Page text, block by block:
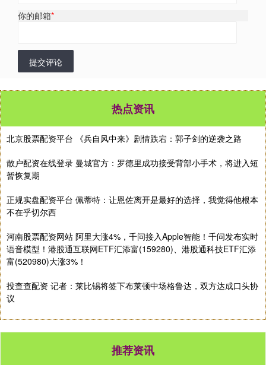
你的邮箱*
提交评论
热点资讯
北京股票配资平台 《兵自风中来》剧情跌宕：郭子剑的逆袭之路
散户配资在线登录 曼城官方：罗德里成功接受背部小手术，将进入短
暂恢复期
正规实盘配资平台 佩蒂特：让恩佐离开是最好的选择，我觉得他根本
不在乎切尔西
河南股票配资网站 阿里大涨4%，千问接入Apple智能！千问发布实时
语音模型！港股通互联网ETF汇添富(159280)、港股通科技ETF汇添
富(520980)大涨3%！
投查查配资 记者：莱比锡将签下布莱顿中场格鲁达，双方达成口头协
议
推荐资讯